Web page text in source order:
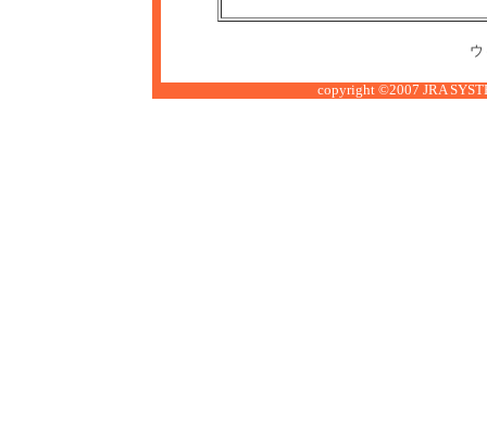
copyright ©2007 JRA